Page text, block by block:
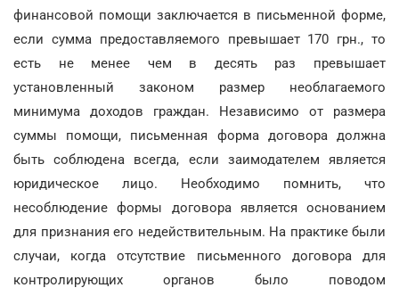
финансовой помощи заключается в письменной форме,
если сумма предоставляемого превышает 170 грн., то
есть не менее чем в десять раз превышает
установленный законом размер необлагаемого
минимума доходов граждан. Независимо от размера
суммы помощи, письменная форма договора должна
быть соблюдена всегда, если заимодателем является
юридическое лицо. Необходимо помнить, что
несоблюдение формы договора является основанием
для признания его недействительным. На практике были
случаи, когда отсутствие письменного договора для
контролирующих органов было поводом